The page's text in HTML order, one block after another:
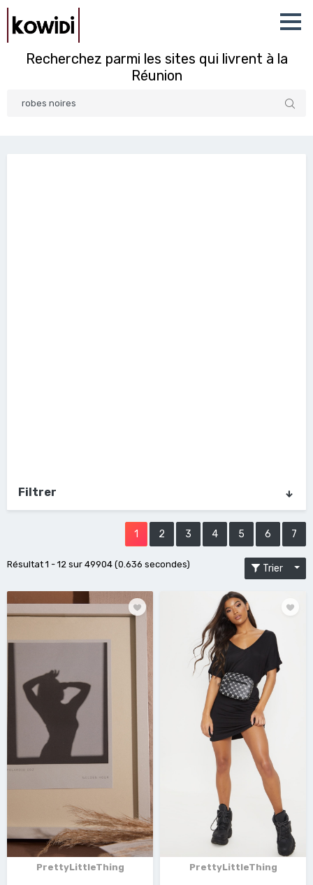
Recherchez parmi les sites qui livrent à la
Réunion
Filtrer
1 2 3 4 5 6 7
Résultat 1 - 12 sur 49904 (0.636 secondes) Trier
PrettyLittleThing PrettyLittleThing